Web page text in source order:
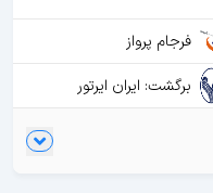
فرجام پرواز
برگشت: ایران ایرتور